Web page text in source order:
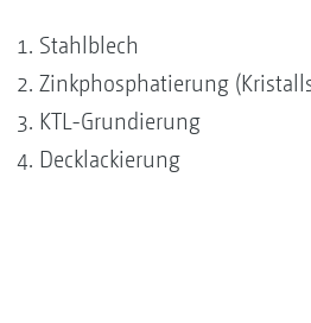
Stahlblech
Zinkphosphatierung
KTL-­Grundierung
Decklackierung